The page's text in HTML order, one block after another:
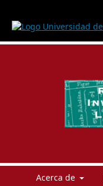
Acerca de